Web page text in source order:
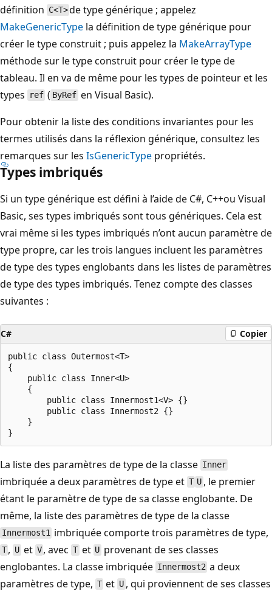
définition C<T>de type générique ; appelez
MakeGenericType la définition de type générique pour
créer le type construit ; puis appelez la MakeArrayType
méthode sur le type construit pour créer le type de
tableau. Il en va de même pour les types de pointeur et les
types
ref ( ByRefen Visual Basic).
Pour obtenir la liste des conditions invariantes pour les
termes utilisés dans la réflexion générique, consultez les
remarques sur les IsGenericType propriétés.
Types imbriqués
Si un type générique est défini à l’aide de C#, C++ou Visual
Basic, ses types imbriqués sont tous génériques. Cela est
vrai même si les types imbriqués n’ont aucun paramètre de
type propre, car les trois langues incluent les paramètres
de type des types englobants dans les listes de paramètres
de type des types imbriqués. Tenez compte des classes
suivantes :
C# Copier
public class Outermost<T>
{
    public class Inner<U>
    {
        public class Innermost1<V> {}
        public class Innermost2 {}
    }
La liste des paramètres de type de la classe Inner
imbriquée a deux paramètres de type et T U, le premier
étant le paramètre de type de sa classe englobante. De
même, la liste des paramètres de type de la classe
Innermost1 imbriquée comporte trois paramètres de type,
T , Uet V , avecTet U provenant de ses classes
englobantes. La classe imbriquée Innermost2 a deux
paramètres de type, T et U, qui proviennent de ses classes